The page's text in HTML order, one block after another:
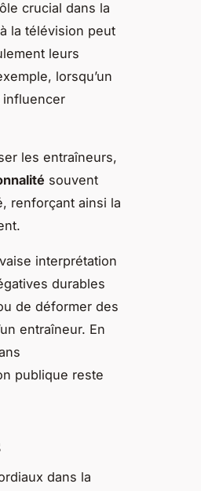
crucial dans la
la télévision peut
leurs
lorsqu’un
influencer
les entraîneurs,
souvent
renforçant ainsi la
interprétation
durables
de déformer des
entraîneur. En
publique reste
dans la